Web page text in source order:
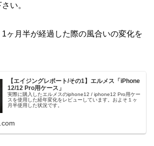
い。
1ヶ月半が経過した際の風合いの変化を
【エイジングレポート/その1】エルメス「iPhone
12/12 Pro用ケース」
実際に購入したエルメスのiphone12 / iphone12 Pro用ケー
スを使用した経年変化をレビューしています。およそ１ヶ
月半使用した状況です。